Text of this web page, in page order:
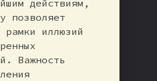
действиям,
позволяет
рамки иллюзий
Важность